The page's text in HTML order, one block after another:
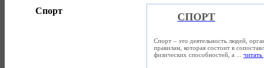
Спорт
СПОРТ
Спорт – это деятельность людей,
правилам, которая состоит в
физических способностей, а ... читать